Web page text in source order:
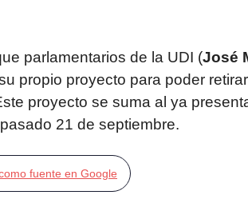
parlamentarios de la UDI (José
propio proyecto para poder
proyecto se suma al ya
21 de septiembre.
fuente en Google